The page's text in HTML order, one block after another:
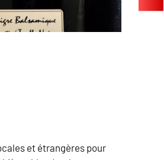
et étrangères pour